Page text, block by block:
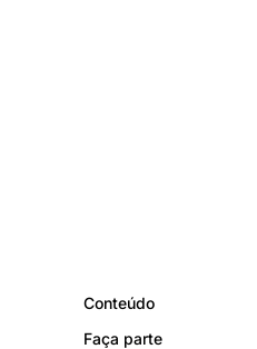
Conteúdo
Faça parte